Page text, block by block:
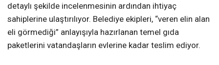
detaylı şekilde incelenmesinin ardından ihtiyaç
sahiplerine ulaştırılıyor. Belediye ekipleri, “veren elin alan
eli görmediği” anlayışıyla hazırlanan temel gıda
paketlerini vatandaşların evlerine kadar teslim ediyor.